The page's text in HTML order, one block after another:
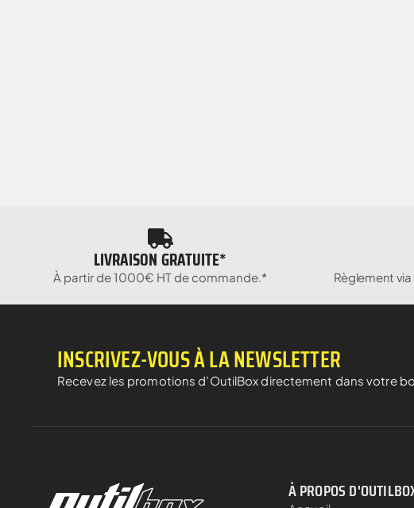
LIVRAISON GRATUITE*
À partir de 1000€ HT de commande.* Règlement
INSCRIVEZ-VOUS À LA NEWSLETTER
Recevez les promotions d’OutilBox directement dans votre
À PROPOS